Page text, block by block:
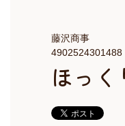
ほっ
4902524301488
藤沢商事